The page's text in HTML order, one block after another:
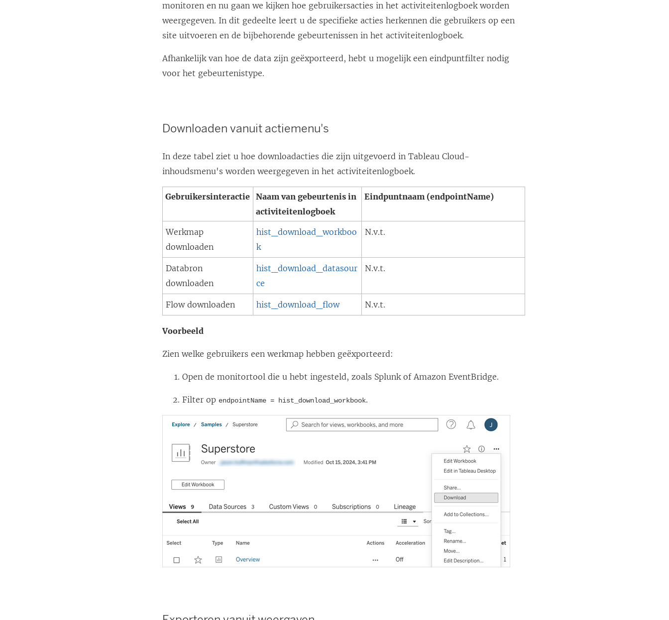
monitoren en nu gaan we kijken hoe gebruikersacties in het activiteitenlogboek worden
weergegeven. In dit gedeelte leert u de specifieke acties herkennen die gebruikers op een
site uitvoeren en de bijbehorende gebeurtenissen in het activiteitenlogboek.
Afhankelijk van hoe de data zijn geëxporteerd, hebt u mogelijk een eindpuntfilter nodig
voor het gebeurtenistype.
Downloaden vanuit actiemenu's
In deze tabel ziet u hoe downloadacties die zijn uitgevoerd in Tableau Cloud-
inhoudsmenu's worden weergegeven in het activiteitenlogboek.
Gebruikersinteractie
Naam van gebeurtenis in
activiteitenlogboek
Eindpuntnaam (endpointName)
Werkmap
downloaden
hist_download_workboo
k
N.v.t.
Databron
downloaden
hist_download_datasour
ce
N.v.t.
Flow downloaden hist_download_flow N.v.t.
Voorbeeld
Zien welke gebruikers een werkmap hebben geëxporteerd:
Open de monitortool die u hebt ingesteld, zoals Splunk of Amazon EventBridge.
Filter op endpointName = hist_download_workbook.